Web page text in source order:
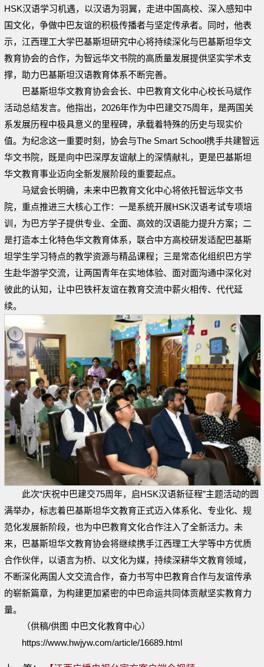
HSK汉语学习机遇，以汉语为羽翼，走进中国高校、深入感知中
国文化，争做中巴友谊的积极传播者与坚定传承者。同时，他表
示，江西理工大学巴基斯坦研究中心将持续深化与巴基斯坦华文
教育协会的合作，为智远华文书院的高质量发展提供坚实学术支
撑，助力巴基斯坦汉语教育体系不断完善。
巴基斯坦华文教育协会会长、中巴教育文化中心校长马斌作
活动总结发言。他指出，2026年作为中巴建交75周年，是两国关
系发展历程中极具意义的里程碑，承载着特殊的历史与现实价
值。为纪念这一重要时刻，协会与The Smart School携手共建智远
华文书院，既是向中巴深厚友谊献上的深情献礼，更是巴基斯坦
华文教育事业迈向全新发展阶段的重要起点。
马斌会长明确，未来中巴教育文化中心将依托智远华文书
院，重点推进三大核心工作：一是系统开展HSK汉语考试专项培
训，为巴方学子提供专业、全面、高效的汉语能力提升方案；二
是打造本土化特色华文教育体系，联合中方高校研发适配巴基斯
坦学生学习特点的教学资源与精品课程；三是常态化组织巴方学
生赴华游学交流，让两国青年在实地体验、面对面沟通中深化对
彼此的认知，让中巴铁杆友谊在教育交流中薪火相传、代代延
续。
此次“庆祝中巴建交75周年，启HSK汉语新征程”主题活动的圆
满举办，标志着巴基斯坦华文教育正式迈入体系化、专业化、规
范化发展新阶段，也为中巴教育文化合作注入了全新活力。未
来，巴基斯坦华文教育协会将继续携手江西理工大学等中方优质
合作伙伴，以语言为桥、以文化为媒，持续深耕华文教育领域，
不断深化两国人文交流合作，奋力书写中巴教育合作与友谊传承
的崭新篇章，为构建更加紧密的中巴命运共同体贡献坚实教育力
量。
（供稿/供图 中巴文化教育中心）
https://www.hwjyw.com/article/16689.html